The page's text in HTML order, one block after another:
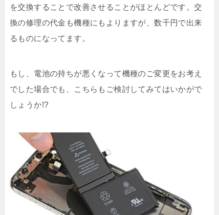
を交換することで改善させることがほとんどです。交
換の修理の代金も機種にもよりますが、数千円で出来
るものになってます。
もし、電池の持ちが悪くなって機種のご変更をお考え
でした場合でも、こちらもご検討してみてはいかがで
しょうか!?